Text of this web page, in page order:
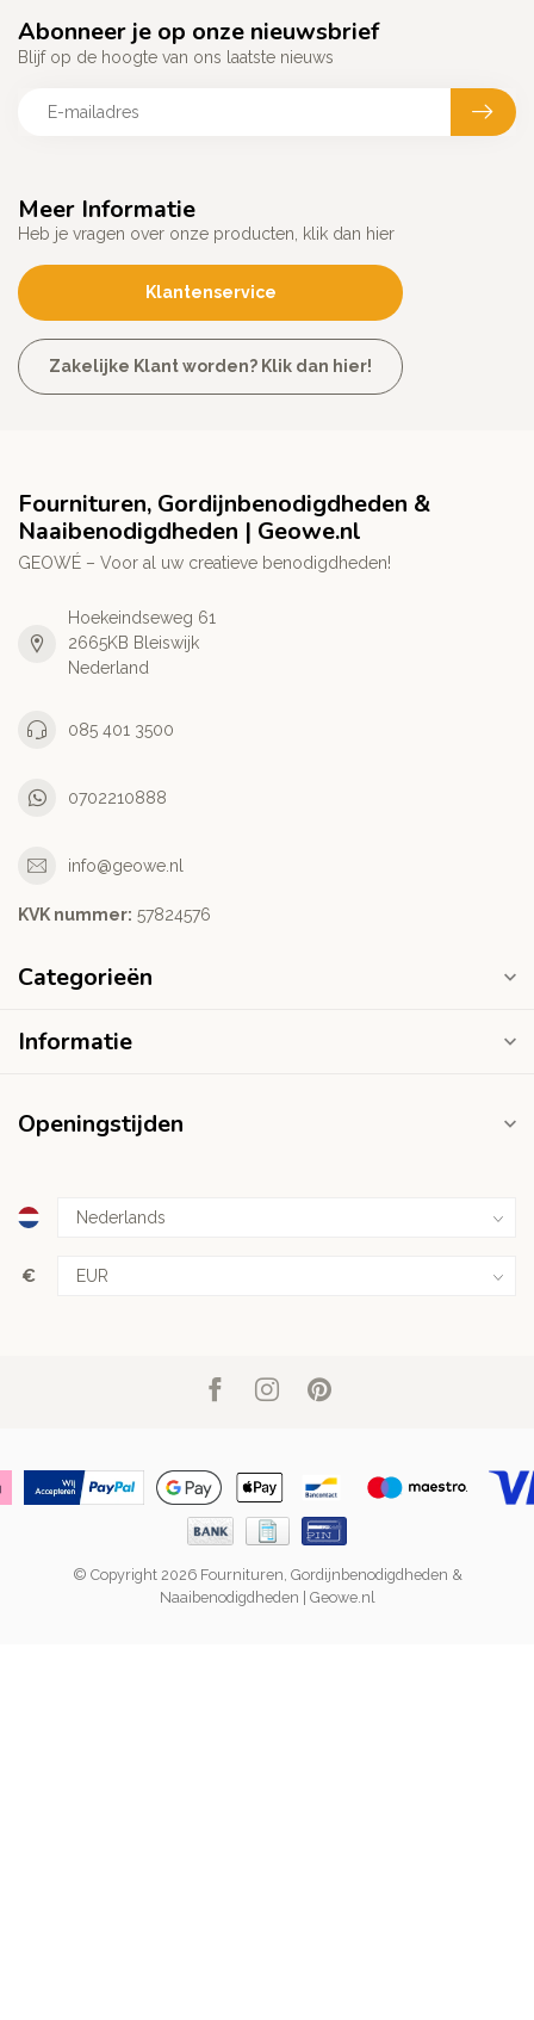
Meer Informatie
Heb je vragen over onze producten, klik dan hier
Klantenservice
Zakelijke Klant worden? Klik dan hier!
Abonneer je op onze nieuwsbrief
Blijf op de hoogte van ons laatste nieuws
Fournituren, Gordijnbenodigdheden &
Naaibenodigdheden | Geowe.nl
GEOWÉ – Voor al uw creatieve benodigdheden!
Hoekeindseweg 61
2665KB Bleiswijk
Nederland
085 401 3500
0702210888
info@geowe.nl
KVK nummer: ‭57824576‬
Categorieën
Informatie
Openingstijden
€
© Copyright 2026 Fournituren, Gordijnbenodigdheden &
Naaibenodigdheden | Geowe.nl